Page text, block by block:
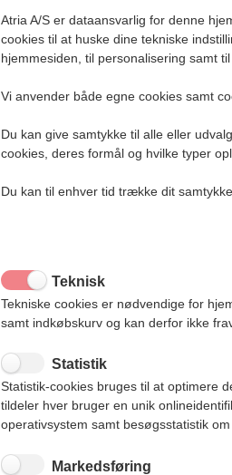
Atria A/S er dataansvarlig for denne
cookies til at huske dine tekniske
hjemmesiden, til personalisering samt
Vi anvender både egne cookies samt
Du kan give samtykke til alle eller
cookies, deres formål og hvilke typer
Du kan til enhver tid trække dit
Teknisk
Tekniske cookies er nødvendige for
samt indkøbskurv og kan derfor ikke
Statistik
Statistik-cookies bruges til at optimere
tildeler hver bruger en unik
operativsystem samt besøgsstatistik
Markedsføring